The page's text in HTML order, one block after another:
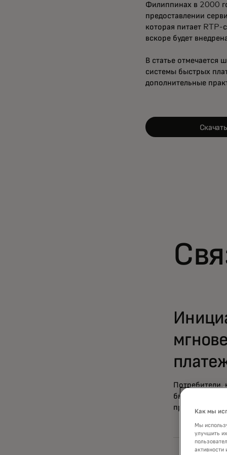
Филиппинах в 2000
предоставлении
которая питает
вскоре будет
В статье отмечается
системы быстрых
дополнительные
Потребители,
быстрых и
Как мы
Мы
улучшить
активности